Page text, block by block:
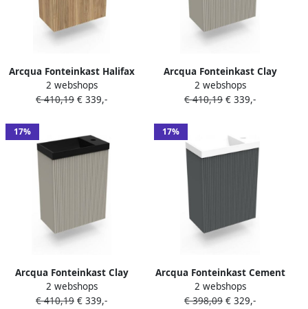
Arcqua Fonteinkast Halifax
Oak Ridge 40x55x28 cm
Incl. Fontein Glans Wit
2 webshops
€ 410,19 € 339,-
Arcqua Fonteinkast Clay
Ridge 40x55x28 cm Incl.
Fontein Glans Wit Zonder
2 webshops
€ 410,19 € 339,-
17%
Arcqua Fonteinkast Clay
Ridge 40x55x28 cm Incl.
Fontein Mat Zwart Zonder
2 webshops
€ 410,19 € 339,-
17%
Arcqua Fonteinkast Cement
Ridge 40x55x28 cm Incl.
Fontein Mat Wit Zonder
2 webshops
€ 398,09 € 329,-